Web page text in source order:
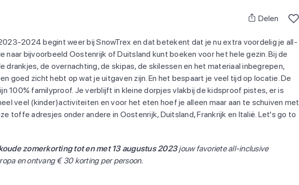
Delen
2024 begint weer bij SnowTrex en dat betekent dat je nu extra voordelig je all-
naar bijvoorbeeld Oostenrijk of Duitsland kunt boeken voor het hele gezin. Bij de
drankjes, de overnachting, de skipas, de skilessen en het materiaal inbegrepen,
goed zicht hebt op wat je uitgaven zijn. En het bespaart je veel tijd op locatie. De
100% familyproof. Je verblijft in kleine dorpjes vlakbij de kidsproof pistes, er is
veel (kinder)activiteiten en voor het eten hoef je alleen maar aan te schuiven met
toffe adresjes onder andere in Oostenrijk, Duitsland, Frankrijk en Italië. Let's go to
zomerkorting tot en met 13 augustus 2023jouw favoriete all-inclusive
en ontvang € 30 korting per persoon.